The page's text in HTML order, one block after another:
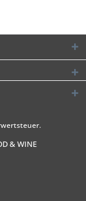
& WINE